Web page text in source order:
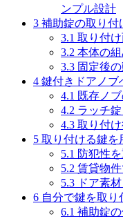
ンプル設計
3 補助錠の取り付
3.1 取り付
3.2 本体の
3.3 固定後
4 鍵付きドアノブ
4.1 既存ノ
4.2 ラッチ
4.3 取り付
5 取り付ける鍵を
5.1 防犯性
5.2 賃貸物
5.3 ドア素
6 自分で鍵を取
6.1 補助錠